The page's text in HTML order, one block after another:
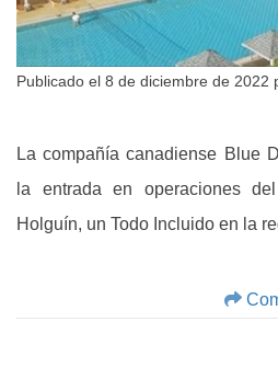
Publicado el 8 de diciembre de 2022
La compañía canadiense Blue
la entrada en operaciones
Holguín, un Todo Incluido en la